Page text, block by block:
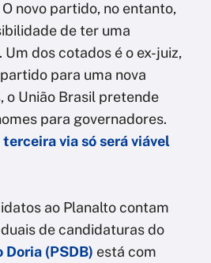
novo partido, no entanto,
de ter uma
dos cotados é o ex-juiz,
para uma nova
o União Brasil pretende
para governadores.
via só será viável
ao Planalto contam
de candidaturas do
Doria (PSDB) está com